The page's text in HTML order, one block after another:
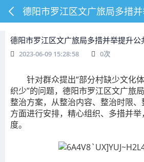
德阳市罗江区文广旅局多措并举提升
2023-06-09 15:28:58 0次
针对群众提出“部分村缺少文化
织少”的问题，德阳市罗江区文广旅
整治方案，从整治内容、整治时限
方面进行安排，精心组织、多措并
度。